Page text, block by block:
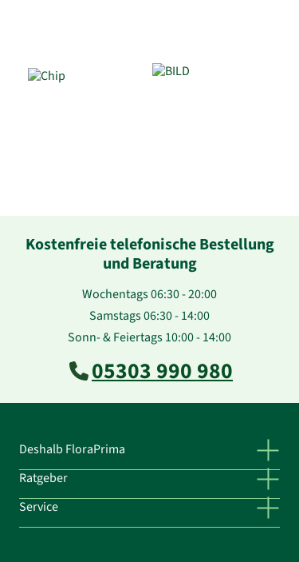
Kostenfreie telefonische Bestellung
und Beratung
Wochentags 06:30 - 20:00
Samstags 06:30 - 14:00
Sonn- & Feiertags 10:00 - 14:00
05303 990 980
Deshalb FloraPrima
Ratgeber
Service